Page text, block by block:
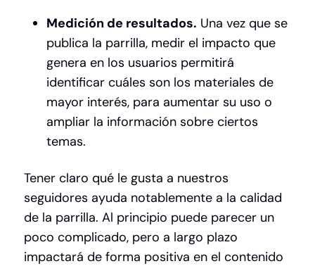
Medición de resultados. Una vez que se
publica la parrilla, medir el impacto que
genera en los usuarios permitirá
identificar cuáles son los materiales de
mayor interés, para aumentar su uso o
ampliar la información sobre ciertos
temas.
Tener claro qué le gusta a nuestros
seguidores ayuda notablemente a la calidad
de la parrilla. Al principio puede parecer un
poco complicado, pero a largo plazo
impactará de forma positiva en el contenido